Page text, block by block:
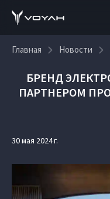
Главная Новости
БРЕНД
ПАРТНЕРОМ
30 мая 2024 г.